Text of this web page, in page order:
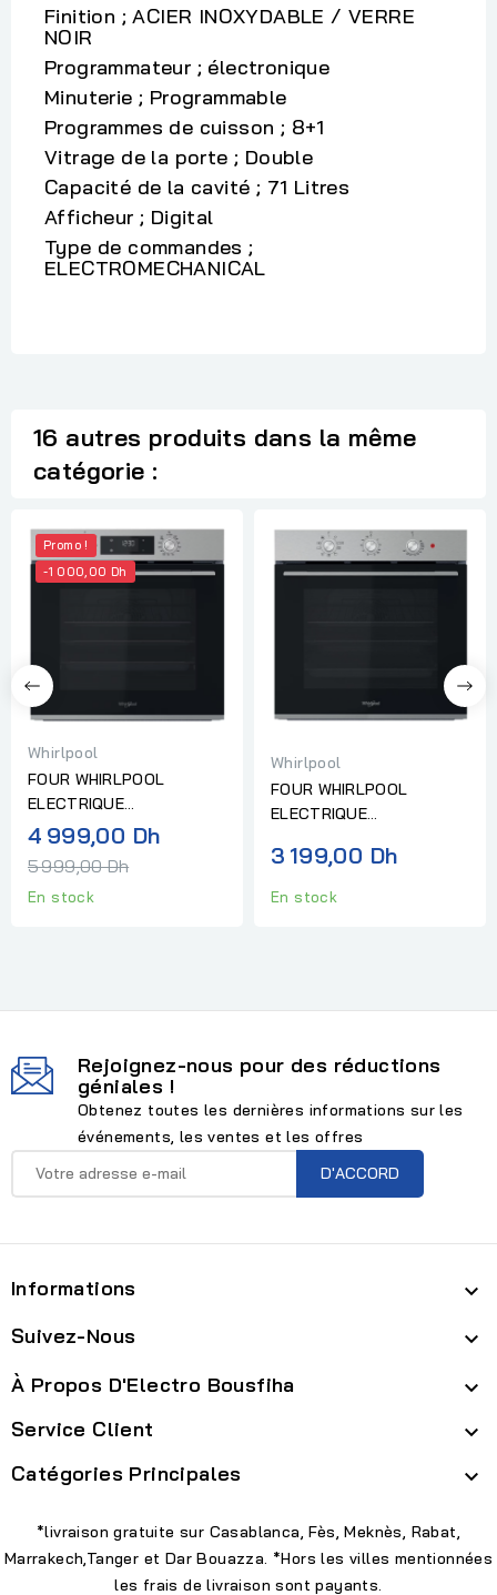
Finition ; ACIER INOXYDABLE / VERRE
NOIR
Programmateur ; électronique
Minuterie ; Programmable
Programmes de cuisson ; 8+1
Vitrage de la porte ; Double
Capacité de la cavité ; 71 Litres
Afficheur ; Digital
Type de commandes ;
ELECTROMECHANICAL
16 autres produits dans la même
catégorie :
Promo !
-1 000,00 Dh
Whirlpool
FOUR WHIRLPOOL
ELECTRIQUE
MULTIFONCTION
PYROLYSE INOX
4 999,00 DhPrix
5 999,00 Dh
En stock
Whirlpool
FOUR WHIRLPOOL
ELECTRIQUE
3 199,00 Dh
En stock
Rejoignez-nous pour des réductions
géniales !
Obtenez toutes les dernières informations sur les
événements, les ventes et les offres
Informations 
Suivez-Nous 
À Propos D'Electro Bousfiha 
Service Client 
Catégories Principales 
*livraison gratuite sur Casablanca, Fès, Meknès, Rabat,
Marrakech,Tanger et Dar Bouazza. *Hors les villes mentionnées
les frais de livraison sont payants.